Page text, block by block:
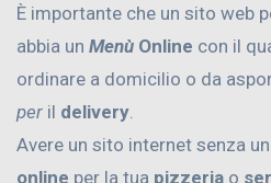
È importante che un sito web
abbia un Menù Online con il
ordinare a domicilio o da
per il delivery
Avere un sito internet senza un
online per la tua pizzeria o